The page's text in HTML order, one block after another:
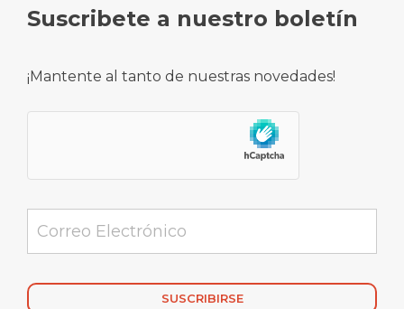
Suscribete a nuestro boletín
¡Mantente al tanto de nuestras novedades!